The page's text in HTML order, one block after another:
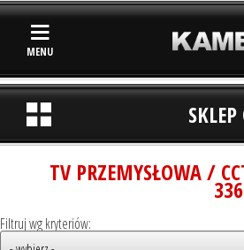
MENU
TV PRZEMYSŁOWA /
Filtruj wg kryteriów: